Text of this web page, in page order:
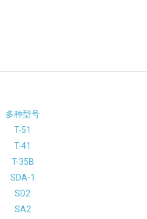
多种型号
T-51
T-41
T-35B
SDA-1
SD2
SA2